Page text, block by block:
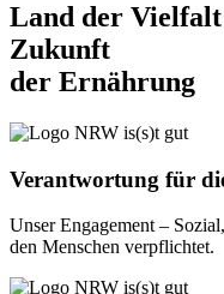
Land der
Zukunft
der Ernährung
Verantwortung für
Unser Engagement –
den Menschen verpflichtet.